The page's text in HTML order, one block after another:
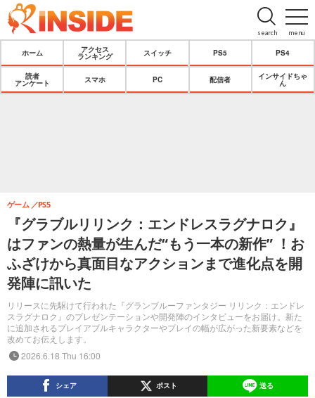
menu
search
ホーム
アクセス
ランキング
スイッチ PS5 PS4
読者
アンケート
スマホ PC 配信者
インサイドちゃ
ん
『グラブルリリンク：エンドレスラグナロク』
はファンの熱量が生んだ“もう一本の新作” ！お
ふざけから真面目なアクションまで進化点を開
発陣に訊いた
リリースに先駆けて行われた『グランブルーファンタジー リリンク：エンドレ
スラグナロク』のプレゼンテーションや開発陣のインタビューをお届け。新た
に追加されるプレイアブルキャラクターやプレイの幅が広がった新要素などを
改めてお伝えします。
ゲーム PS5
2026.6.18 Thu 16:00
シェア ポスト 送る